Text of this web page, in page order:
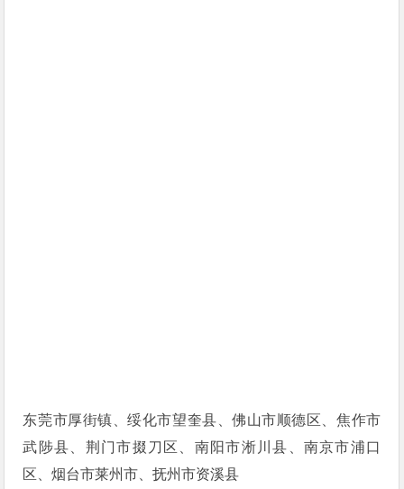
东莞市厚街镇、绥化市望奎县、佛山市顺德区、焦作市
武陟县、荆门市掇刀区、南阳市淅川县、南京市浦口
区、烟台市莱州市、抚州市资溪县